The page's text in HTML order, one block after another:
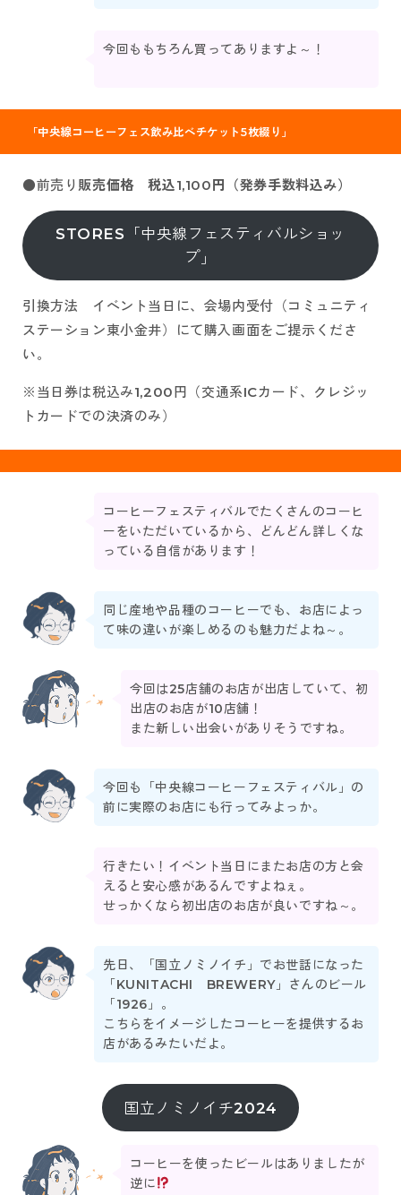
今回ももちろん買ってありますよ～！
「中央線コーヒーフェス飲み比べチケット5枚綴り」
●前売り 販売価格 税込1,100円（発券手数料込み）
STORES「中央線フェスティバルショッ
プ」
引換方法
イベント当日に、会場内受付（コミュニティ
ステーション東小金井）にて購入画面をご提示くださ
い。
※当日券は税込み1,200円（交通系ICカード、クレジッ
トカードでの決済のみ）
コーヒーフェスティバルでたくさんのコーヒ
ーをいただいているから、どんどん詳しくな
っている自信があります！
同じ産地や品種のコーヒーでも、お店によっ
て味の違いが楽しめるのも魅力だよね～。
今回は25店舗のお店が出店していて、初
出店のお店が10店舗！
また新しい出会いがありそうですね。
今回も「中央線コーヒーフェスティバル」の
前に実際のお店にも行ってみよっか。
行きたい！イベント当日にまたお店の方と会
えると安心感があるんですよねぇ。
せっかくなら初出店のお店が良いですね～。
先日、「国立ノミノイチ」でお世話になった
「KUNITACHI BREWERY」さんのビール
「1926」。
こちらをイメージしたコーヒーを提供するお
店があるみたいだよ。
国立ノミノイチ2024
コーヒーを使ったビールはありましたが
逆に